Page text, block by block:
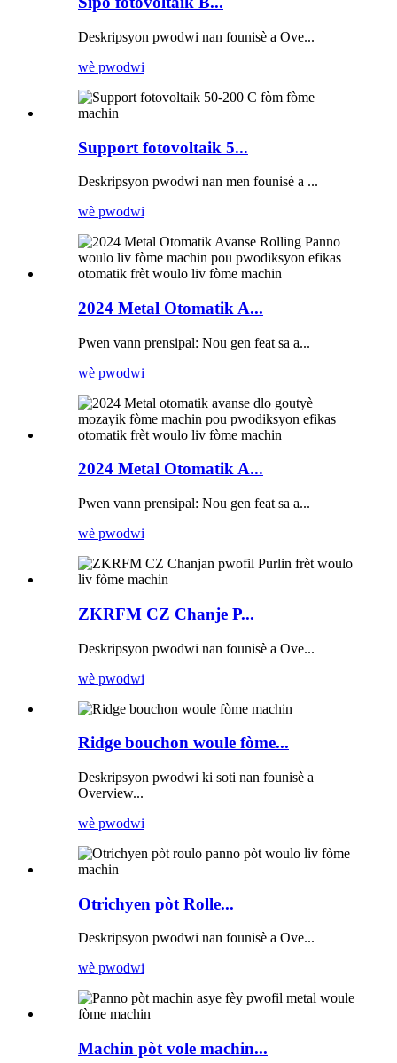
Deskripsyon pwodwi nan founisè a Ove...
wè pwodwi
Support fotovoltaik 5...
Deskripsyon pwodwi nan men founisè a ...
wè pwodwi
2024 Metal Otomatik A...
Pwen vann prensipal: Nou gen feat sa a...
wè pwodwi
2024 Metal Otomatik A...
Pwen vann prensipal: Nou gen feat sa a...
wè pwodwi
ZKRFM CZ Chanje P...
Deskripsyon pwodwi nan founisè a Ove...
wè pwodwi
Ridge bouchon woule fòme...
Deskripsyon pwodwi ki soti nan founisè a
Overview...
wè pwodwi
Otrichyen pòt Rolle...
Deskripsyon pwodwi nan founisè a Ove...
wè pwodwi
Machin pòt vole machin...